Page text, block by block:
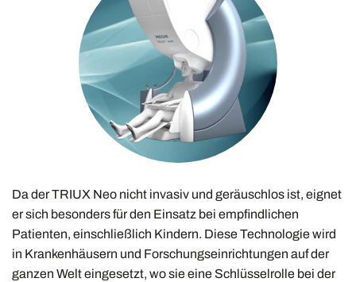
Da der TRIUX Neo nicht invasiv und geräuschlos ist, eignet
er sich besonders für den Einsatz bei empfindlichen
Patienten, einschließlich Kindern. Diese Technologie wird
in Krankenhäusern und Forschungseinrichtungen auf der
ganzen Welt eingesetzt, wo sie eine Schlüsselrolle bei der